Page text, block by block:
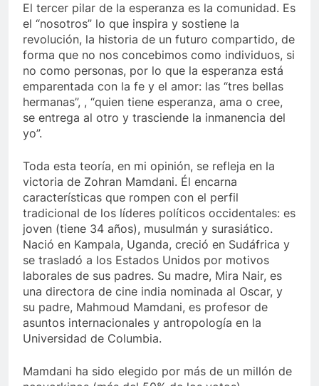
El tercer pilar de la esperanza es la comunidad. Es
el “nosotros” lo que inspira y sostiene la
revolución, la historia de un futuro compartido, de
forma que no nos concebimos como individuos, si
no como personas, por lo que la esperanza está
emparentada con la fe y el amor: las “tres bellas
hermanas”, , “quien tiene esperanza, ama o cree,
se entrega al otro y trasciende la inmanencia del
yo”.
Toda esta teoría, en mi opinión, se refleja en la
victoria de Zohran Mamdani. Él encarna
características que rompen con el perfil
tradicional de los líderes políticos occidentales: es
joven (tiene 34 años), musulmán y surasiático.
Nació en Kampala, Uganda, creció en Sudáfrica y
se trasladó a los Estados Unidos por motivos
laborales de sus padres. Su madre, Mira Nair, es
una directora de cine india nominada al Oscar, y
su padre, Mahmoud Mamdani, es profesor de
asuntos internacionales y antropología en la
Universidad de Columbia.
Mamdani ha sido elegido por más de un millón de